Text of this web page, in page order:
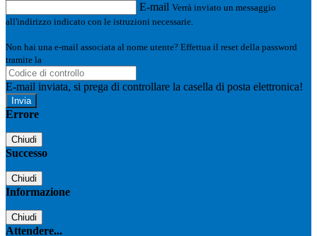
E-mail Verrà inviato un messaggio
all'indirizzo indicato con le istruzioni necessarie.
Non hai una e-mail associata al nome utente? Effettua il reset della password
tramite la
E-mail inviata, si prega di controllare la casella di posta elettronica!
Errore
Chiudi
Successo
Chiudi
Informazione
Chiudi
Attendere...